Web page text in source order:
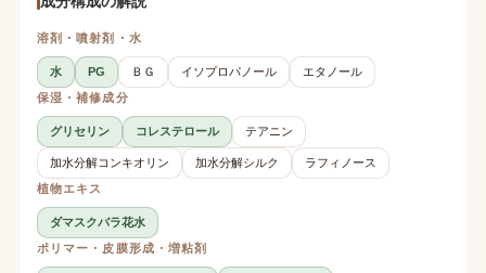
溶剤・噴射剤・水
水 PG ＢＧ イソプロパノール
エタノール
保湿・補修成分
グリセリン コレステロール テアニン
加水分解コンキオリン 加水分解シルク
ラフィノース
植物エキス
ダマスクバラ花水
ポリマー・皮膜形成・増粘剤